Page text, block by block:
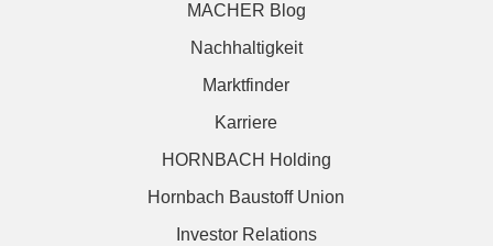
MACHER Blog
Nachhaltigkeit
Marktfinder
Karriere
HORNBACH Holding
Hornbach Baustoff Union
Investor Relations